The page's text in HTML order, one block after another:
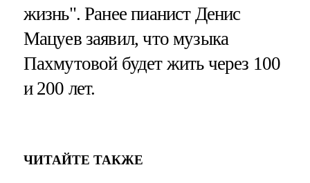
жизнь". Ранее пианист Денис
Мацуев заявил, что музыка
Пахмутовой будет жить через 100
и 200 лет.
ЧИТАЙТЕ ТАКЖЕ